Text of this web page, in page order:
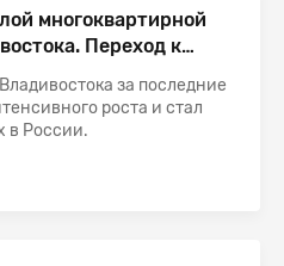
многоквартирной
Переход к
рекордного роста
за последние
роста и стал
в России.